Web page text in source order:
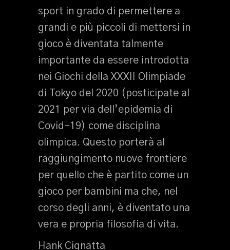
sport in grado di permettere a
grandi e più piccoli di mettersi in
gioco è diventata talmente
importante da essere introdotta
nei Giochi della XXXII Olimpiade
di Tokyo del 2020 (posticipate al
2021 per via dell’epidemia di
Covid-19) come disciplina
olimpica. Questo porterà al
raggiungimento nuove frontiere
per quello che è partito come un
gioco per bambini ma che, nel
corso degli anni, è diventato una
vera e propria filosofia di vita.
Hank Cignatta